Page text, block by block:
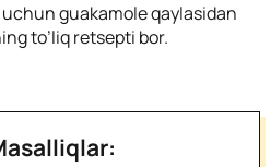
guakamole qaylasidan
to’liq retsepti bor.